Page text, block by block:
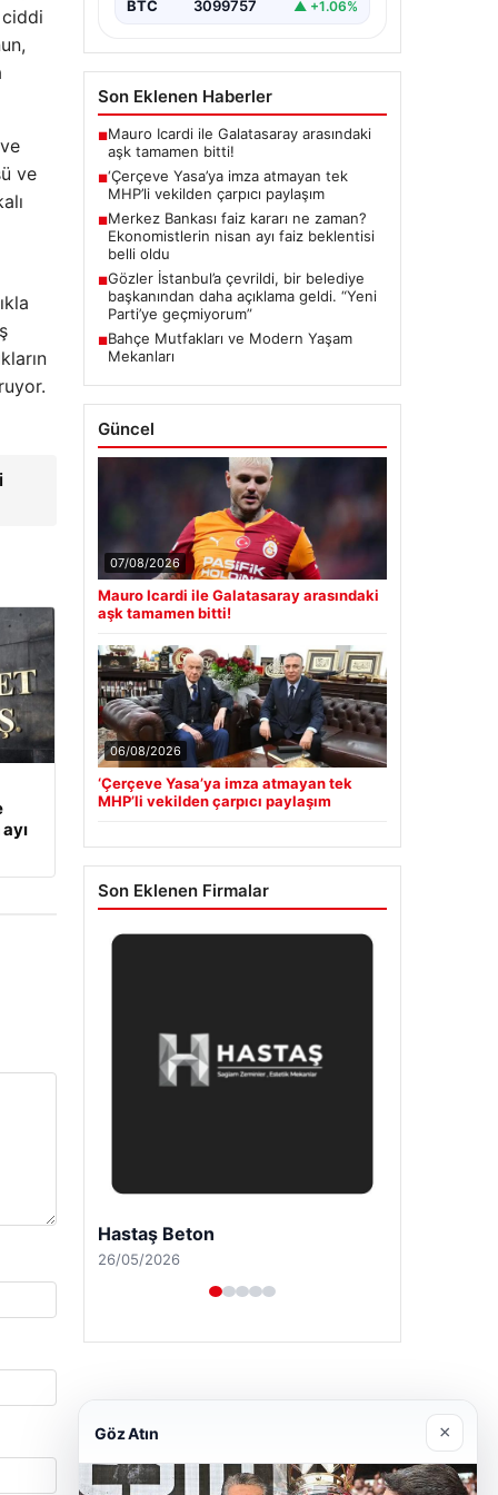
ve
BTC 3099757 ▲ +1.06%
Son Eklenen Haberler
■Mauro Icardi ile Galatasaray arasındaki
aşk tamamen bitti!
■‘Çerçeve Yasa’ya imza atmayan tek
MHP’li vekilden çarpıcı paylaşım
■Merkez Bankası faiz kararı ne zaman?
Ekonomistlerin nisan ayı faiz beklentisi
belli oldu
■Gözler İstanbul’a çevrildi, bir belediye
başkanından daha açıklama geldi. “Yeni
Parti’ye geçmiyorum”
■Bahçe Mutfakları ve Modern Yaşam
Mekanları
Güncel
07/08/2026
Mauro Icardi ile Galatasaray arasındaki
aşk tamamen bitti!
06/08/2026
‘Çerçeve Yasa’ya imza atmayan tek
MHP’li vekilden çarpıcı paylaşım
Son Eklenen Firmalar
Prenses Night Club
29/04/2026
Göz Atın ×